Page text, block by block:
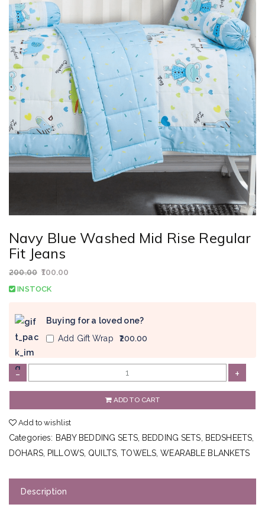
Navy Blue Washed Mid Rise Regular
Fit Jeans
200.00 100.00
INSTOCK
Buying for a loved one?
Add Gift Wrap
₹200.00
a
B
l
u
- +
ADD TO CART
Add to wishlist
Categories: BABY BEDDING SETS, BEDDING SETS BEDSHEETS
DOHARS, PILLOWS, QUILTS ,TOWELS ,WEARABLE BLANKETS
Description